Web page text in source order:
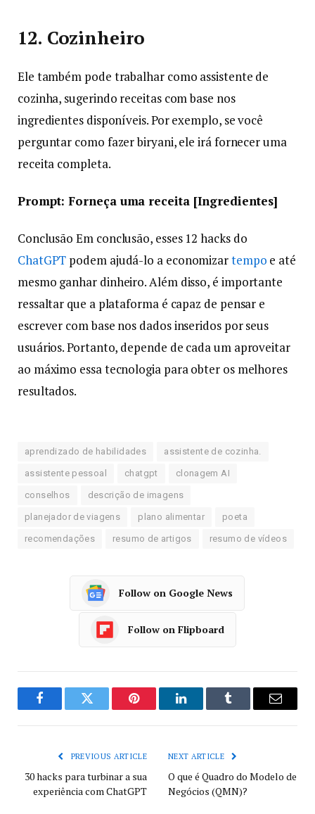
12. Cozinheiro
Ele também pode trabalhar como assistente de
cozinha, sugerindo receitas com base nos
ingredientes disponíveis. Por exemplo, se você
perguntar como fazer biryani, ele irá fornecer uma
receita completa.
Prompt: Forneça uma receita [Ingredientes]
Conclusão Em conclusão, esses 12 hacks do
ChatGPT podem ajudá-lo a economizartempo e até
mesmo ganhar dinheiro. Além disso, é importante
ressaltar que a plataforma é capaz de pensar e
escrever com base nos dados inseridos por seus
usuários. Portanto, depende de cada um aproveitar
ao máximo essa tecnologia para obter os melhores
resultados.
aprendizado de habilidades assistente de cozinha.
assistente pessoal chatgpt clonagem AI
conselhos descrição de imagens
planejador de viagens plano alimentar poeta
recomendações resumo de artigos resumo de vídeos
Follow on Google News
Follow on Flipboard
FacebookTwitter Pinterest LinkedInTumblr Email
PREVIOUS ARTICLE
30 hacks para turbinar a sua
experiência com ChatGPT
NEXT ARTICLE
O que é Quadro do Modelo de
Negócios (QMN)?